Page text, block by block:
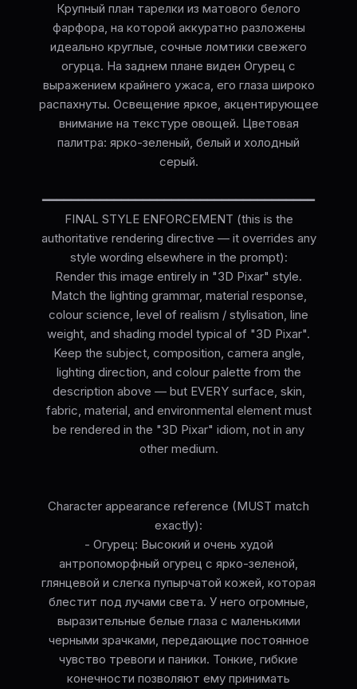
Крупный план тарелки из матового белого
фарфора, на которой аккуратно разложены
идеально круглые, сочные ломтики свежего
огурца. На заднем плане виден Огурец с
выражением крайнего ужаса, его глаза широко
распахнуты. Освещение яркое, акцентирующее
внимание на текстуре овощей. Цветовая
палитра: ярко-зеленый, белый и холодный
серый.
━━━━━━━━━━━━━━━━━━━━━━━━━━━━━━━━━━━━━━
FINAL STYLE ENFORCEMENT (this is the
authoritative rendering directive — it overrides any
style wording elsewhere in the prompt):
Render this image entirely in "3D Pixar" style.
Match the lighting grammar, material response,
colour science, level of realism / stylisation, line
weight, and shading model typical of "3D Pixar".
Keep the subject, composition, camera angle,
lighting direction, and colour palette from the
description above — but EVERY surface, skin,
fabric, material, and environmental element must
be rendered in the "3D Pixar" idiom, not in any
other medium.
Character appearance reference (MUST match
exactly):
- Огурец: Высокий и очень худой
антропоморфный огурец с ярко-зеленой,
глянцевой и слегка пупырчатой кожей, которая
блестит под лучами света. У него огромные,
выразительные белые глаза с маленькими
черными зрачками, передающие постоянное
чувство тревоги и паники. Тонкие, гибкие
конечности позволяют ему принимать